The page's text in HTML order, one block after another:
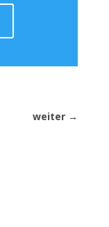
weiter →